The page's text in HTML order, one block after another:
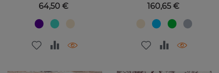
Preis
64,50 € Preis
160,65 €